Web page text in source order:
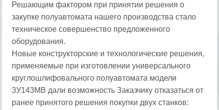
Решающим фактором при принятии решения о
закупке полуавтомата нашего производства стало
техническое совершенство предложенного
оборудования.
Новые конструкторские и технологические решения,
применяемые при изготовлении универсального
круглошлифовального полуавтомата модели
3У143МВ дали возможность Заказчику отказаться от
ранее принятого решения покупки двух станков: